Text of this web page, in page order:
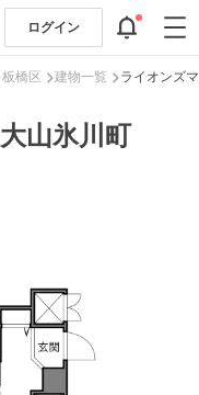
ログイン
板橋区 建物一覧 ライオンズ
山氷川町